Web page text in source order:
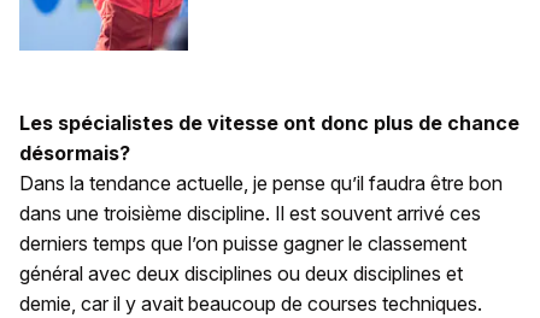
Les spécialistes de vitesse ont donc plus de chance
désormais?
Dans la tendance actuelle, je pense qu’il faudra être bon
dans une troisième discipline. Il est souvent arrivé ces
derniers temps que l’on puisse gagner le classement
général avec deux disciplines ou deux disciplines et
demie, car il y avait beaucoup de courses techniques.